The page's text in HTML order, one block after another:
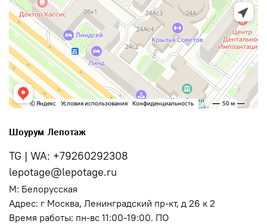
Шоурум Лепотаж
TG | WA: +79260292308
lepotage@lepotage.ru
М: Белорусская
Адрес: г Москва, Ленинградский пр-кт, д 26 к 2
Время работы: пн-вс 11:00-19:00. ПО